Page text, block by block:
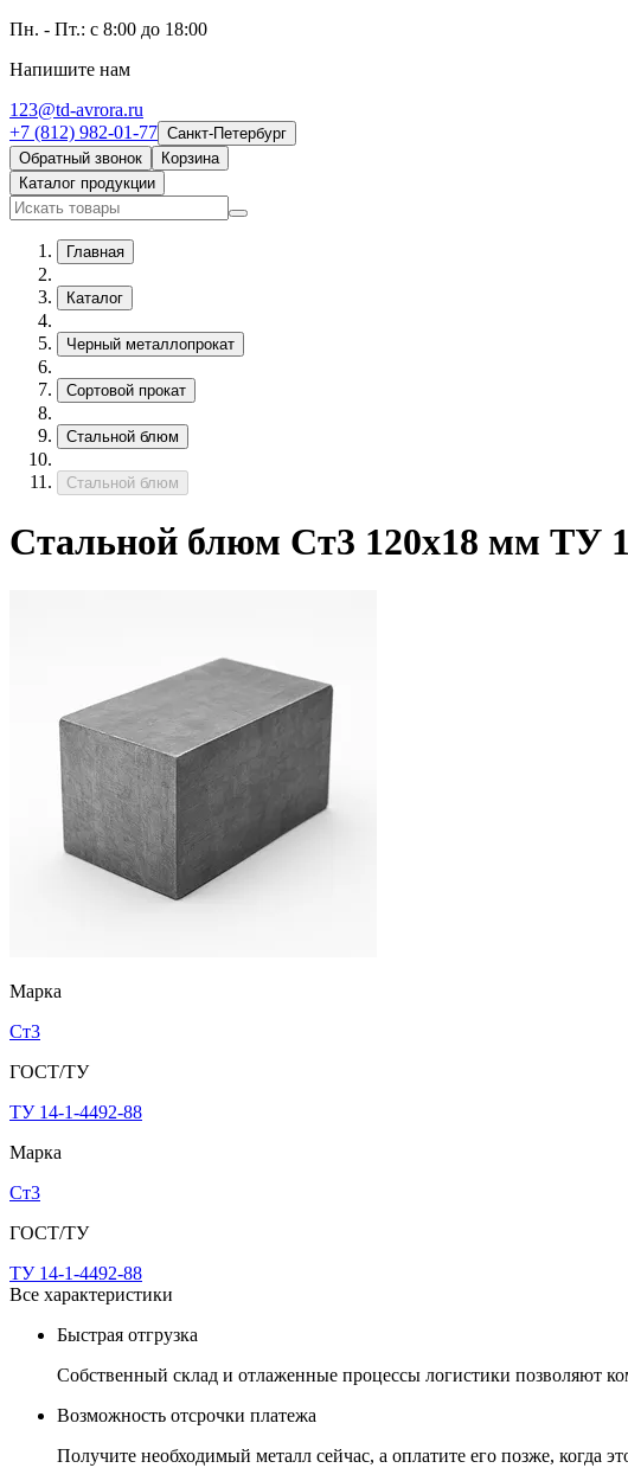
Пн. - Пт.: с 8:00 до 18:00
Напишите нам
123@td-avrora.ru
+7 (812) 982-01-77 Санкт-Петербург
Обратный звонок
Корзина
Каталог продукции
Главная
Каталог
Черный металлопрокат
Сортовой прокат
Стальной блюм
Стальной блюм
Стальной блюм Ст3 120х18 мм ТУ
Марка
Ст3
ГОСТ/ТУ
ТУ 14-1-4492-88
Марка
Ст3
ГОСТ/ТУ
ТУ 14-1-4492-88
Все характеристики
Быстрая отгрузка
Собственный склад и отлаженные процессы логистики позволяют
Возможность отсрочки платежа
Получите необходимый металл сейчас, а оплатите его позже, когда